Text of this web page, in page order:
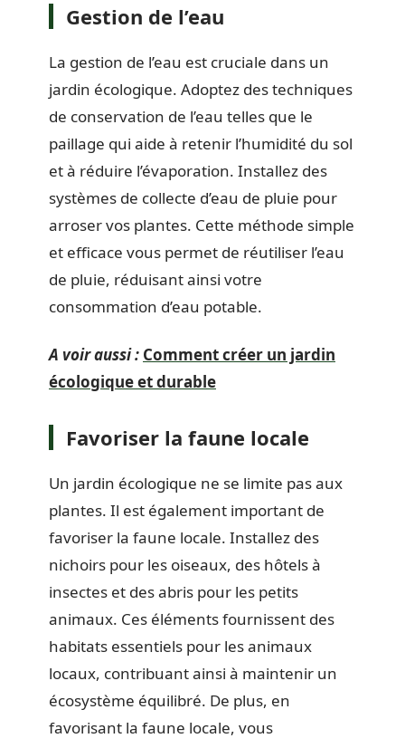
Gestion de l’eau
La gestion de l’eau est cruciale dans un
jardin écologique. Adoptez des techniques
de conservation de l’eau telles que le
paillage qui aide à retenir l’humidité du sol
et à réduire l’évaporation. Installez des
systèmes de collecte d’eau de pluie pour
arroser vos plantes. Cette méthode simple
et efficace vous permet de réutiliser l’eau
de pluie, réduisant ainsi votre
consommation d’eau potable.
A voir aussi : Comment créer un jardin
écologique et durable
Favoriser la faune locale
Un jardin écologique ne se limite pas aux
plantes. Il est également important de
favoriser la faune locale. Installez des
nichoirs pour les oiseaux, des hôtels à
insectes et des abris pour les petits
animaux. Ces éléments fournissent des
habitats essentiels pour les animaux
locaux, contribuant ainsi à maintenir un
écosystème équilibré. De plus, en
favorisant la faune locale, vous